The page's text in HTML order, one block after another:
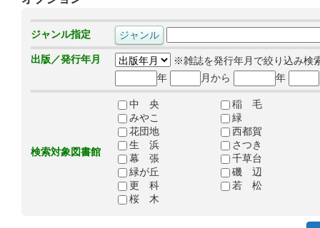
ジャンル指定
出版／発行年月
※雑誌を発行年月で絞り込み検
年
月から 年
検索対象図書館
中 央
稲 毛
みやこ
緑
花団地
西都賀
生 浜
さつき
幕 張
千草台
緑が丘
磯 辺
更 科
若 松
桜 木